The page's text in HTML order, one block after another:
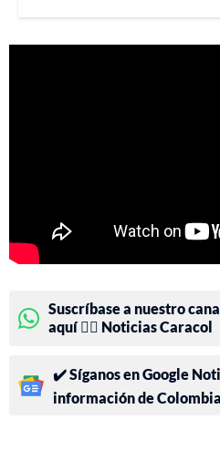
Suscríbase a nuestro
aquí 👉🏻 Noticias Caracol
✔️ Síganos en Google
información de